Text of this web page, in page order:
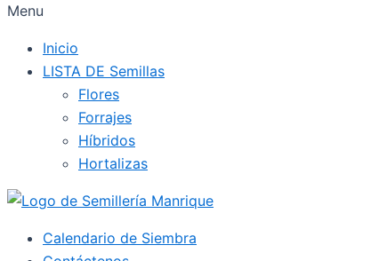
Menu
Inicio
LISTA DE Semillas
Flores
Forrajes
Híbridos
Hortalizas
Calendario de Siembra